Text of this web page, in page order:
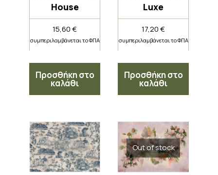
House
15,60€
συμπεριλαμβάνεται το ΦΠΑ
Προσθήκη στο
καλάθι
Luxe
17,20€
συμπεριλαμβάνεται το ΦΠΑ
Προσθήκη στο
καλάθι
Out of stock